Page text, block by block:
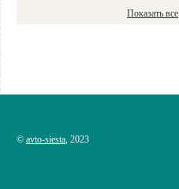
Показать все
© avto-siesta, 2023